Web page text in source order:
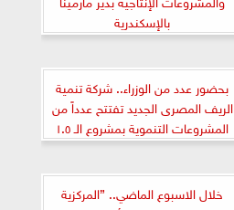
بالإسكندرية
بحضور عدد من الوزراء.. شركة تنمية
الريف المصرى الجديد تفتتح عدداً من
المشروعات التنموية بمشروع الـ ١.٥
مليون فدان فى إمتداد غرب المنيا
خلال الاسبوع الماضي.. ”المركزية